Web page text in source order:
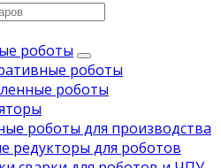
роботы
роботы
роботы
роботы для производства
редукторы для роботов